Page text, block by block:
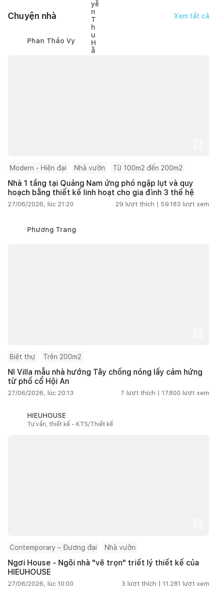
Chuyện nhà Xem tất cả
Phan Thảo Vy
Modern - Hiện đại Nhà vườn Từ 100m2 đến 200m2
Nhà 1 tầng tại Quảng Nam ứng phó ngập lụt và quy
hoạch bằng thiết kế linh hoạt cho gia đình 3 thế hệ
27/06/2026, lúc 21:20 29 lượt thích | 59.183 lượt xem
Phương Trang
Biệt thự Trên 200m2
NI Villa mẫu nhà hướng Tây chống nóng lấy cảm hứng
từ phố cổ Hội An
27/06/2026, lúc 20:13 7 lượt thích | 17.800 lượt xem
HIEUHOUSE
Tư vấn, thiết kế - KTS/Thiết kế
Contemporary – Đương đại Nhà vườn
Ngơi House - Ngôi nhà "vẽ trọn" triết lý thiết kế của
HIEUHOUSE
27/06/2026, lúc 10:00 3 lượt thích | 11.281 lượt xem